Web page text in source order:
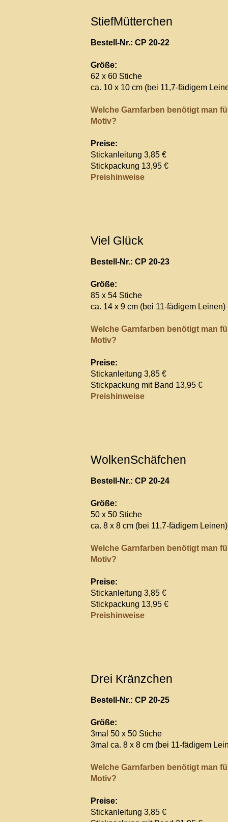
StiefMütterchen
Bestell-Nr.: CP 20-22
Größe:
62 x 60 Stiche
ca. 10 x 10 cm (bei 11,7-fädigem
Welche Garnfarben benötigt man
Motiv?
Preise:
Stickanleitung 3,85 €
Stickpackung 13,95 €
Preishinweise
Viel Glück
Bestell-Nr.: CP 20-23
Größe:
85 x 54 Stiche
ca. 14 x 9 cm (bei 11-fädigem Leinen)
Welche Garnfarben benötigt man
Motiv?
Preise:
Stickanleitung 3,85 €
Stickpackung mit Band 13,95 €
Preishinweise
WolkenSchäfchen
Bestell-Nr.: CP 20-24
Größe:
50 x 50 Stiche
ca. 8 x 8 cm (bei 11,7-fädigem Leinen)
Welche Garnfarben benötigt man
Motiv?
Preise:
Stickanleitung 3,85 €
Stickpackung 13,95 €
Preishinweise
Drei Kränzchen
Bestell-Nr.: CP 20-25
Größe:
3mal 50 x 50 Stiche
3mal ca. 8 x 8 cm (bei 11-fädigem
Welche Garnfarben benötigt man
Motiv?
Preise:
Stickanleitung 3,85 €